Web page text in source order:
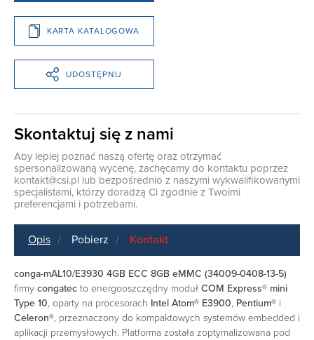
KARTA KATALOGOWA
UDOSTĘPNIJ
Skontaktuj się z nami
Aby lepiej poznać naszą ofertę oraz otrzymać
spersonalizowaną wycenę, zachęcamy do kontaktu poprzez
kontakt@csi.pl lub bezpośrednio z naszymi wykwalifikowanymi
specjalistami, którzy doradzą Ci zgodnie z Twoimi
preferencjami i potrzebami.
Opis Pobierz Kontakt
conga-mAL10/E3930 4GB ECC 8GB eMMC (34009-0408-13-5)
firmy congatec to energooszczędny moduł COM Express® mini
Type 10, oparty na procesorach Intel Atom® E3900, Pentium® i
Celeron®, przeznaczony do kompaktowych systemów embedded i
aplikacji przemysłowych. Platforma została zoptymalizowana pod